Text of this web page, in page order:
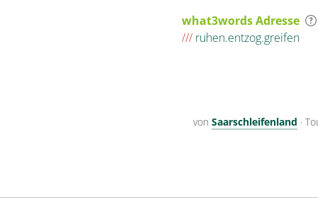
what3words Adresse
/// ruhen.entzog.greifen
von Saarschleifenland ·